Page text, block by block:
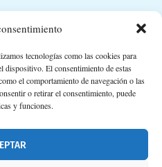
tecnologías como las cookies para
dispositivo. El consentimiento de estas
el comportamiento de navegación o las
o retirar el consentimiento, puede
y funciones.